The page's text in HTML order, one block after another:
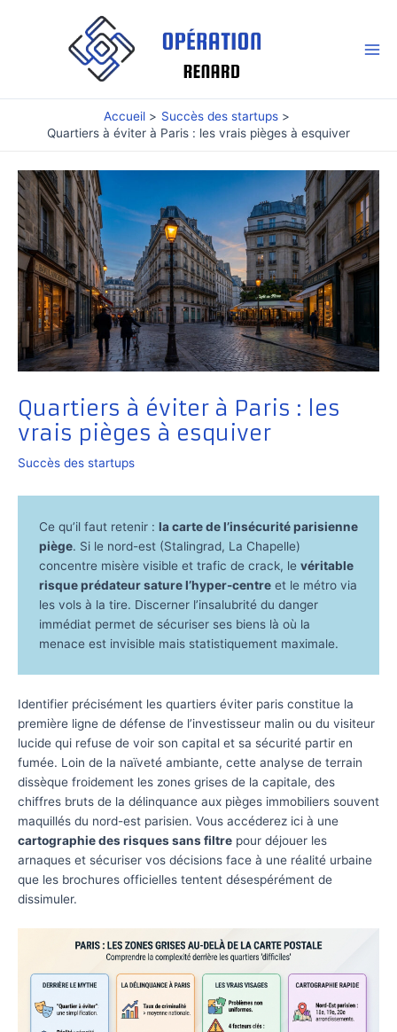
Accueil
Succès des startups
Quartiers à éviter à Paris : les vrais pièges à esquiver
Quartiers à éviter à Paris : les
vrais pièges à esquiver
Succès des startups
Ce qu’il faut retenir : la carte de l’insécurité parisienne
piège. Si le nord-est (Stalingrad, La Chapelle)
concentre misère visible et trafic de crack, le véritable
risque prédateur sature l’hyper-centre et le métro via
les vols à la tire. Discerner l’insalubrité du danger
immédiat permet de sécuriser ses biens là où la
menace est invisible mais statistiquement maximale.
Identifier précisément les quartiers éviter paris constitue la
première ligne de défense de l’investisseur malin ou du visiteur
lucide qui refuse de voir son capital et sa sécurité partir en
fumée. Loin de la naïveté ambiante, cette analyse de terrain
dissèque froidement les zones grises de la capitale, des
chiffres bruts de la délinquance aux pièges immobiliers souvent
maquillés du nord-est parisien. Vous accéderez ici à une
cartographie des risques sans filtre pour déjouer les
arnaques et sécuriser vos décisions face à une réalité urbaine
que les brochures officielles tentent désespérément de
dissimuler.